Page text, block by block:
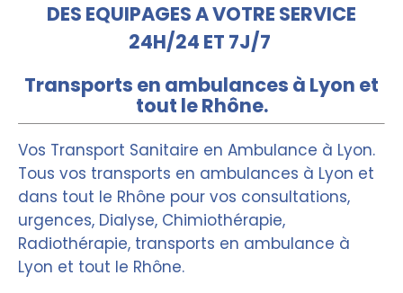
DES EQUIPAGES A VOTRE SERVICE
24H/24 ET 7J/7
Transports en ambulances à Lyon et
tout leRhône.
Vos Transport Sanitaire en Ambulance à Lyon.
Tous vos transports en ambulances à Lyon et
dans tout le Rhône pour vos consultations,
urgences, Dialyse, Chimiothérapie,
Radiothérapie, transports en ambulance à
Lyon et tout le Rhône.